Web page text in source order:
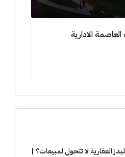
الادارية
العقارية لا تتحول لمبيعات؟ |